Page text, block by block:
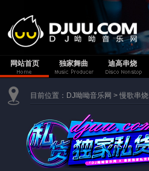
网站首页
独家舞曲 迪高串烧
目前位置： DJ呦呦音乐网 > 慢歌串烧